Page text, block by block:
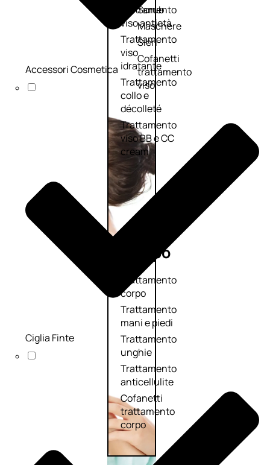
Trattamento
viso antietà
Trattamento
viso
idratante
Trattamento
collo e
décolleté
Trattamento
viso BB e CC
cream
Scrub
Maschere
Sieri
Cofanetti
trattamento
viso
Corpo
Trattamento
corpo
Trattamento
mani e piedi
Trattamento
unghie
Trattamento
anticellulite
Cofanetti
trattamento
corpo
Accessori Cosmetica
Ciglia Finte